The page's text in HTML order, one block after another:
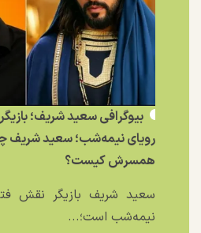
بیوگرافی سعید شریف؛
رویای نیمه‌شب؛ سعید شریف
همسرش کیست؟
سعید شریف بازیگر نقش
نیمه‌شب است؛...